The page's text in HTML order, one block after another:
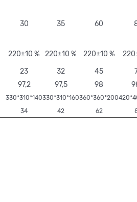
30 35 60
220±10 % 220±10 % 220±10 %
23 32 45
97,2 97,5 98
330*310*140330*310*160360*360*200
34 42 62